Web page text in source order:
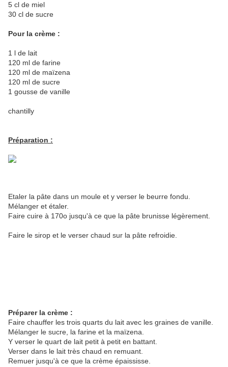
5 cl de miel
30 cl de sucre
Pour la crème :
1 l de lait
120 ml de farine
120 ml de maïzena
120 ml de sucre
1 gousse de vanille
chantilly
Préparation :
Etaler la pâte dans un moule et y verser le beurre fondu.
Mélanger et étaler.
Faire cuire à 170o jusqu'à ce que la pâte brunisse légèrement.
Faire le sirop et le verser chaud sur la pâte refroidie.
Préparer la crème :
Faire chauffer les trois quarts du lait avec les graines de vanille.
Mélanger le sucre, la farine et la maïzena.
Y verser le quart de lait petit à petit en battant.
Verser dans le lait très chaud en remuant.
Remuer jusqu'à ce que la crème épaississe.